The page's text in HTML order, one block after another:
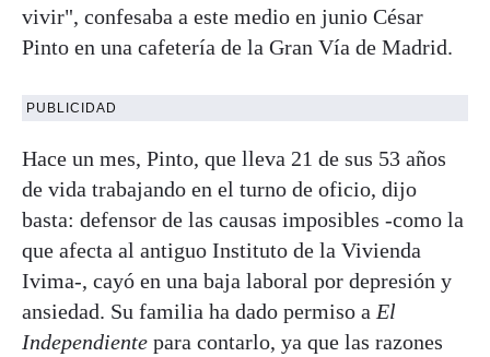
vivir", confesaba a este medio en junio César
Pinto en una cafetería de la Gran Vía de Madrid.
PUBLICIDAD
Hace un mes, Pinto, que lleva 21 de sus 53 años
de vida trabajando en el turno de oficio, dijo
basta: defensor de las causas imposibles -como la
que afecta al antiguo Instituto de la Vivienda
Ivima-, cayó en una baja laboral por depresión y
ansiedad. Su familia ha dado permiso a El
Independiente para contarlo, ya que las razones